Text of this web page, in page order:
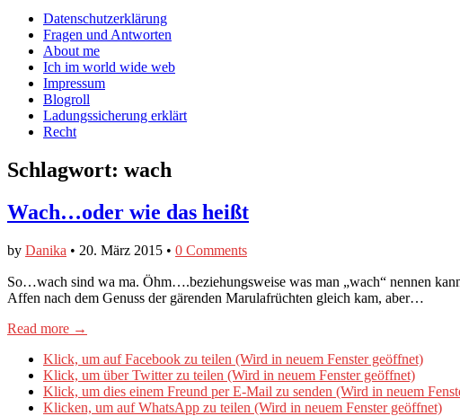
Facebook
anzeigen
Twitter
anzeigen
auf
Instagram
anzeigen
Main
menu
Skip
content
Datenschutzerklärung
Fragen und Antworten
About me
Ich im world wide web
Impressum
Blogroll
Ladungssicherung erklärt
Recht
Schlagwort: wach
Wach…oder wie das heißt
by Danika • 20. März 2015 • 0 Comments
So…wach sind wa ma. Öhm….beziehungsweise was man „wach“ nennen
Affen nach dem Genuss der gärenden Marulafrüchten gleich kam, aber…
Read more →
Klick, um auf Facebook zu teilen (Wird in neuem Fenster geöffnet)
Klick, um über Twitter zu teilen (Wird in neuem Fenster geöffnet)
Klick, um dies einem Freund per E-Mail zu senden (Wird in neuem
Klicken, um auf WhatsApp zu teilen (Wird in neuem Fenster geöffnet)